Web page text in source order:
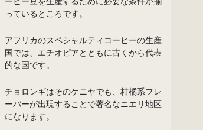
っているところです。
アフリカのスペシャルティコーヒーの生産
国では、エチオピアとともに古くから代表
的な国です。
チョロンギはそのケニヤでも、柑橘系フレ
ーバーが出現することで著名なニエリ地区
になります。